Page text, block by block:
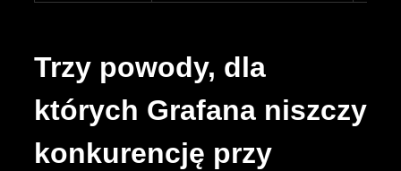
Trzy powody, dla
których Grafana niszczy
konkurencję przy